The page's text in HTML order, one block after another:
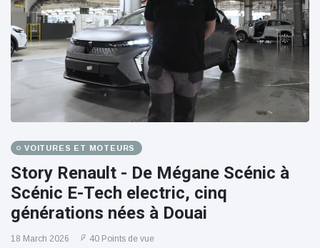
VOITURES ET MOTEURS
Story Renault - De Mégane Scénic à
Scénic E-Tech electric, cinq
générations nées à Douai
18 March 2026 40 Points de vue